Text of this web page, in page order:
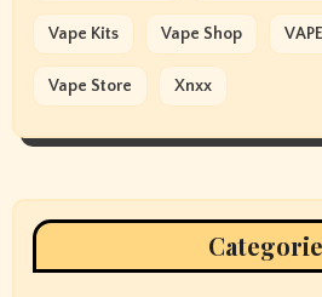
Vape Kits Vape Shop
Vape Store Xnxx